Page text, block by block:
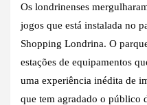
Os londrinenses
jogos que está instalada no
Shopping Londrina. O
estações de equipamentos
uma experiência inédita de
que tem agradado o público